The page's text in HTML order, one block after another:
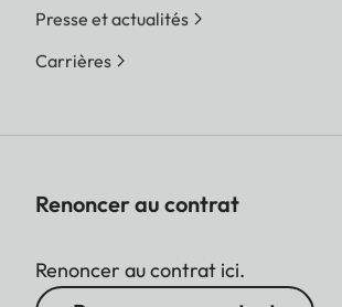
Presse et actualités
Carrières
Renoncer au contrat
Renoncer au contrat ici.